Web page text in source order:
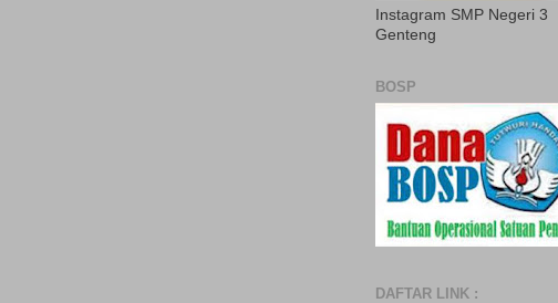
Instagram SMP Negeri 3
Genteng
BOSP
DAFTAR LINK :